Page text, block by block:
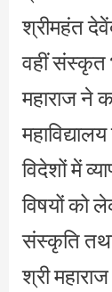
श्रीमहंत
वहीं संस्कृत
महाराज ने
विदेशों में
विषयों को
संस्कृति तथा
श्री